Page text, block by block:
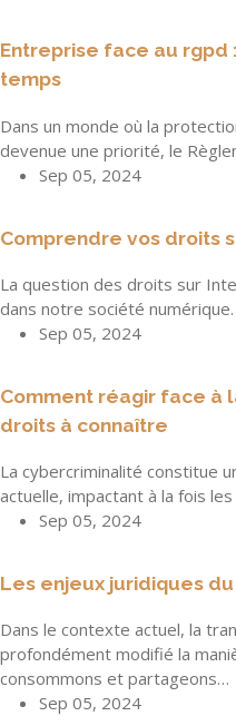
Entreprise face au
temps
Dans un monde où la
devenue une priorité, le
Sep 05, 2024
Comprendre vos droits
La question des droits sur
dans notre société
Sep 05, 2024
Comment réagir face à
droits à connaître
La cybercriminalité constitue
actuelle, impactant à la fois
Sep 05, 2024
Les enjeux juridiques
Dans le contexte actuel, la
profondément modifié la
consommons et partageons…
Sep 05, 2024